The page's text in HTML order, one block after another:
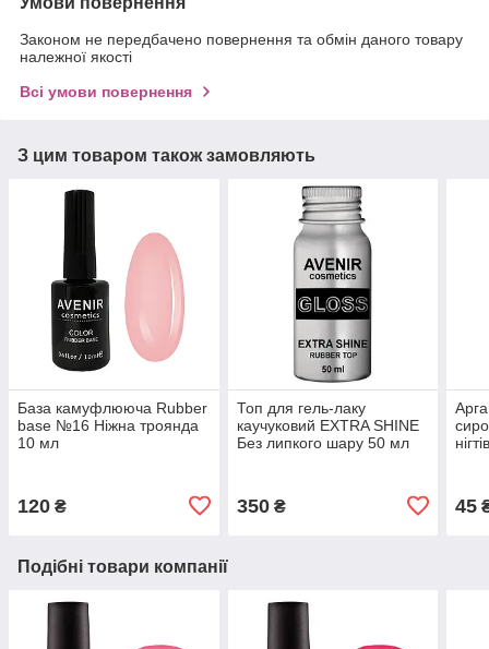
Законом не передбачено повернення та обмін даного товару
належної якості
Всі умови повернення
З цим товаром також замовляють
База камуфлююча Rubber
base №16 Ніжна троянда
10 мл
120 ₴
Топ для гель-лаку
каучуковий EXTRA SHINE
Без липкого шару 50 мл
350₴ 45
Подібні товари компанії